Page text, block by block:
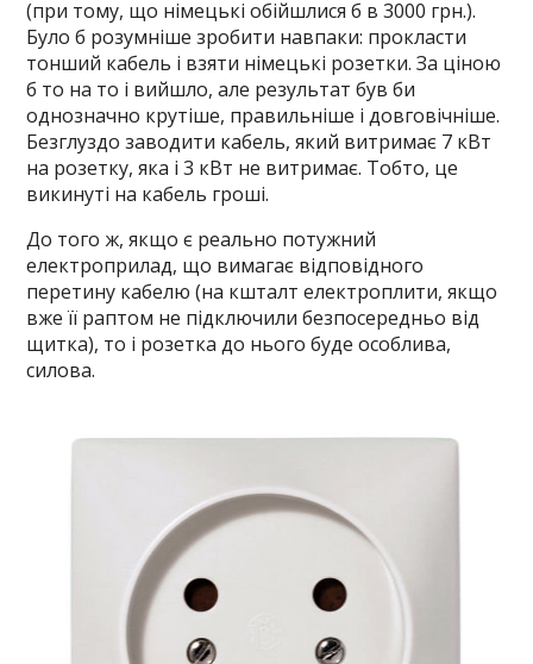
(при тому, що німецькі обійшлися б в 3000 грн.).
Було б розумніше зробити навпаки: прокласти
тонший кабель і взяти німецькі розетки. За ціною
б то на то і вийшло, але результат був би
однозначно крутіше, правильніше і довговічніше.
Безглуздо заводити кабель, який витримає 7 кВт
на розетку, яка і 3 кВт не витримає. Тобто, це
викинуті на кабель гроші.
До того ж, якщо є реально потужний
електроприлад, що вимагає відповідного
перетину кабелю (на кшталт електроплити, якщо
вже її раптом не підключили безпосередньо від
щитка), то і розетка до нього буде особлива,
силова.